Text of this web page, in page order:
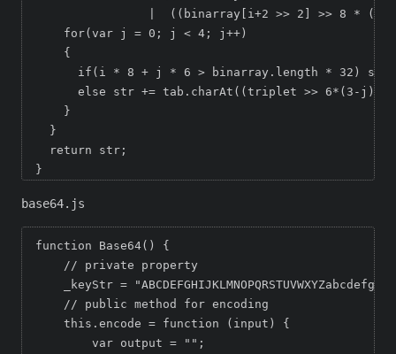
|  ((binarray[i+2 >> 2] >> 8 *
for(var j = 0; j < 4; j++)
{
if(i * 8 + j * 6 > binarray.length * 32) str
else str += tab.charAt((triplet >> 6*(3-j)) &
}
}
return str;
}
base64.js
function Base64() {
// private property
_keyStr =
// public method for encoding
this.encode = function (input) {
var output = "";